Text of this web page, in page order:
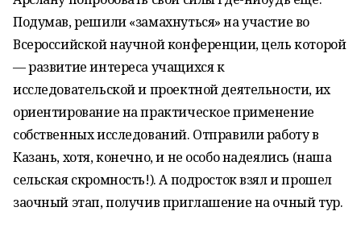
Подумав, решили «замахнуться» на участие во
Всероссийской научной конференции, цель которой
— развитие интереса учащихся к
исследовательской и проектной деятельности, их
ориентирование на практическое применение
собственных исследований. Отправили работу в
Казань, хотя, конечно, и не особо надеялись (наша
сельская скромность!). А подросток взял и прошел
заочный этап, получив приглашение на очный тур.